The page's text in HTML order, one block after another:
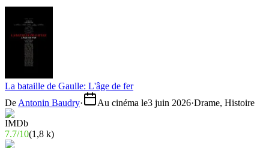
La bataille de Gaulle: L'âge de fer
De Antonin Baudry· Au cinéma le3 juin 2026·Drame, Histoire
7.7/10(1,8 k)